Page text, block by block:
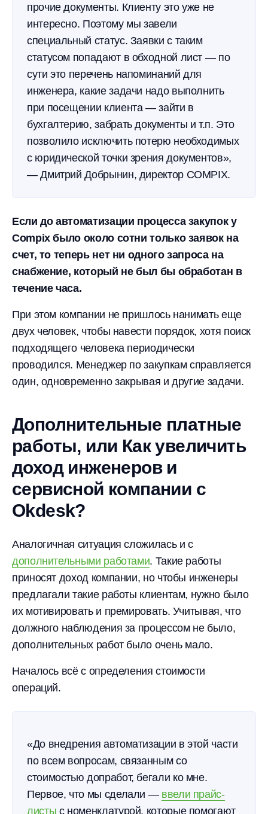
прочие документы. Клиенту это уже не
интересно. Поэтому мы завели
специальный статус. Заявки с таким
статусом попадают в обходной лист — по
сути это перечень напоминаний для
инженера, какие задачи надо выполнить
при посещении клиента — зайти в
бухгалтерию, забрать документы и т.п. Это
позволило исключить потерю необходимых
с юридической точки зрения документов»,
— Дмитрий Добрынин, директор COMPIX.
Если до автоматизации процесса закупок у
Compix было около сотни только заявок на
счет, то теперь нет ни одного запроса на
снабжение, который не был бы обработан в
течение часа.
При этом компании не пришлось нанимать еще
двух человек, чтобы навести порядок, хотя поиск
подходящего человека периодически
проводился. Менеджер по закупкам справляется
один, одновременно закрывая и другие задачи.
Дополнительные платные
работы, или Как увеличить
доход инженеров и
сервисной компании с
Okdesk?
Аналогичная ситуация сложилась и с
дополнительными работами. Такие работы
приносят доход компании, но чтобы инженеры
предлагали такие работы клиентам, нужно было
их мотивировать и премировать. Учитывая, что
должного наблюдения за процессом не было,
дополнительных работ было очень мало.
Началось всё с определения стоимости
операций.
«До внедрения автоматизации в этой части
по всем вопросам, связанным со
стоимостью допработ, бегали ко мне.
Первое, что мы сделали — ввели прайс-
листы с номенклатурой, которые помогают